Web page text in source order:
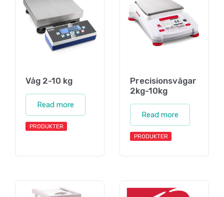
Våg 2-10 kg
Read more
PRODUKTER
Precisionsvågar
2kg-10kg
Read more
PRODUKTER